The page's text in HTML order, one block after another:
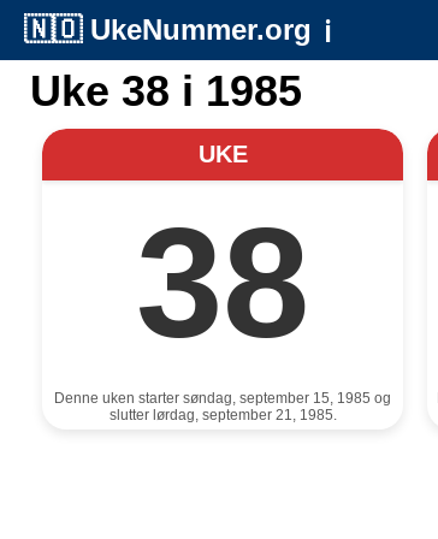
🇳🇴 UkeNummer.org ℹ️
Uke 38 i 1985
UKE
38
Denne uken starter søndag, september 15, 1985 og
slutter lørdag, september 21, 1985.